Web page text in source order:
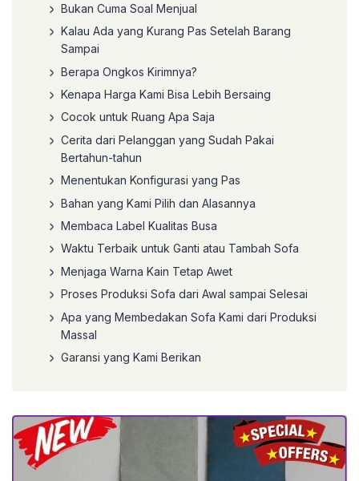
Bukan Cuma Soal Menjual
Kalau Ada yang Kurang Pas Setelah Barang
Sampai
Berapa Ongkos Kirimnya?
Kenapa Harga Kami Bisa Lebih Bersaing
Cocok untuk Ruang Apa Saja
Cerita dari Pelanggan yang Sudah Pakai
Bertahun-tahun
Menentukan Konfigurasi yang Pas
Bahan yang Kami Pilih dan Alasannya
Membaca Label Kualitas Busa
Waktu Terbaik untuk Ganti atau Tambah Sofa
Menjaga Warna Kain Tetap Awet
Proses Produksi Sofa dari Awal sampai Selesai
Apa yang Membedakan Sofa Kami dari Produksi
Massal
Garansi yang Kami Berikan